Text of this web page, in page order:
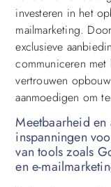
investeren in het
mailmarketing.
exclusieve
communiceren met
vertrouwen
aanmoedigen om
Meetbaarheid en
inspanningen
van tools zoals
en e-